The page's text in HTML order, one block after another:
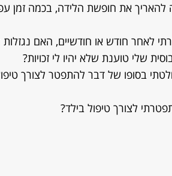
להאריך את חופשת הלידה, בכמה זמן
לאחר חודש או חודשיים, האם נגזלות
שלי טוענת שלא יהיו לי זכויות?
בסופו של דבר להתפטר לצורך